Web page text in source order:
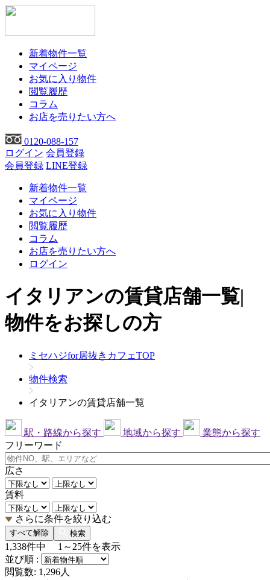
新着物件一覧
マイページ
お気に入り物件
閲覧履歴
コラム
お店を売りたい方へ
0120-088-157
ログイン 会員登録
会員登録 LINE登録
新着物件一覧
マイページ
お気に入り物件
閲覧履歴
コラム
お店を売りたい方へ
ログイン
イタリアンの賃貸店舗一覧|
物件をお探しの方
ミセハジfor居抜きカフェTOP
物件検索
イタリアンの賃貸店舗一覧
駅・路線から探す 地域から探す
業態から探す
フリーワード
広さ
賃料
さらに条件を絞り込む
すべて解除 検索
1,338件中 1～25件を表示
並び順 :
閲覧数: 1,296人